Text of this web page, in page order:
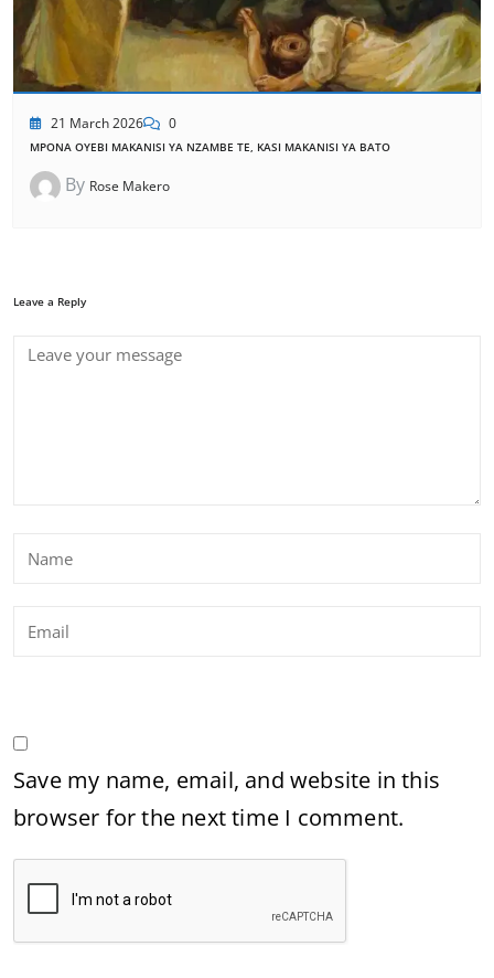
21 March 2026 0
MPONA OYEBI MAKANISI YA NZAMBE TE, KASI MAKANISI YA BATO
By Rose Makero
Leave a Reply
Save my name, email, and website in this
browser for the next time I comment.